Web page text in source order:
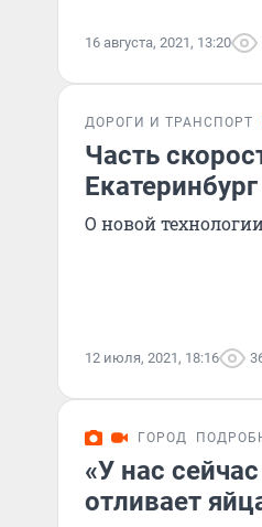
16 августа, 2021, 13:20
ДОРОГИ И ТРАНСПОРТ
Часть
О новой
12 июля, 2021, 18:16
ГОРОД
«У нас
отливает